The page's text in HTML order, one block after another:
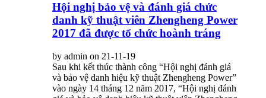
Hội nghị bảo vệ và đánh giá chức
danh kỹ thuật viên Zhengheng Power
2017 đã được tổ chức hoành tráng
by admin on 21-11-19
Sau khi kết thúc thành công “Hội nghị đánh giá
và bảo vệ danh hiệu kỹ thuật Zhengheng Power”
vào ngày 14 tháng 12 năm 2017, “Hội nghị đánh